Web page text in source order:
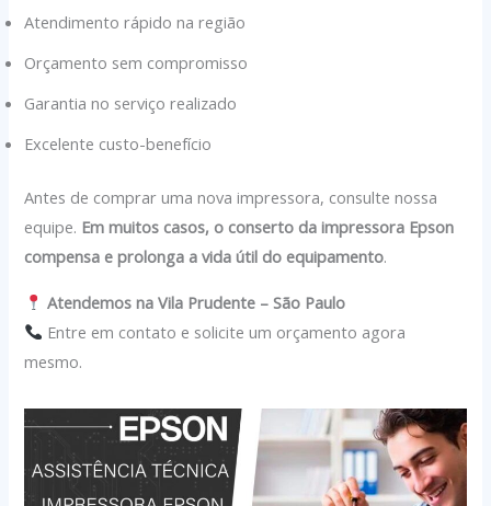
Atendimento rápido na região
Orçamento sem compromisso
Garantia no serviço realizado
Excelente custo-benefício
Antes de comprar uma nova impressora, consulte nossa
equipe. Em muitos casos, o conserto da impressora Epson
compensa e prolonga a vida útil do equipamento.
Atendemos na Vila Prudente – São Paulo
Entre em contato e solicite um orçamento agora
mesmo.